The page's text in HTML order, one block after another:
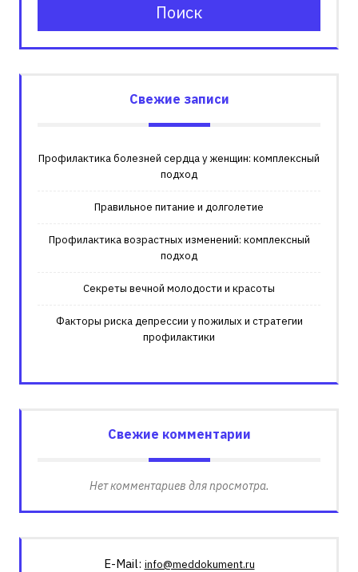
Поиск
Свежие записи
Профилактика болезней сердца у женщин: комплексный
подход
Правильное питание и долголетие
Профилактика возрастных изменений: комплексный
подход
Секреты вечной молодости и красоты
Факторы риска депрессии у пожилых и стратегии
профилактики
Свежие комментарии
Нет комментариев для просмотра.
E-Mail: info@meddokument.ru